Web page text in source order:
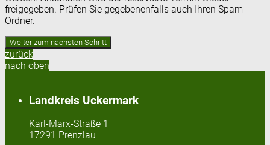
freigegeben. Prüfen Sie gegebenenfalls auch Ihren Spam-
Ordner.
zurück
nach oben
Landkreis Uckermark
Karl-Marx-Straße 1
17291 Prenzlau